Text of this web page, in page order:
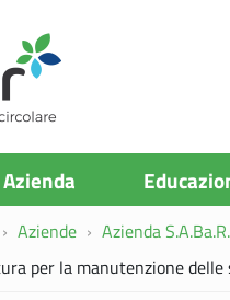
Azienda
Aziende Azienda
per la manutenzione delle